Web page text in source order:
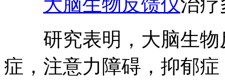
大脑生物反馈仪治疗
研究表明，大脑生物
症，注意力障碍，抑郁